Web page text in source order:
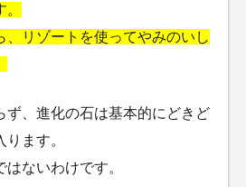
、リゾートを使ってやみのいし
ず、進化の石は基本的にどきど
ます。
ないわけです。